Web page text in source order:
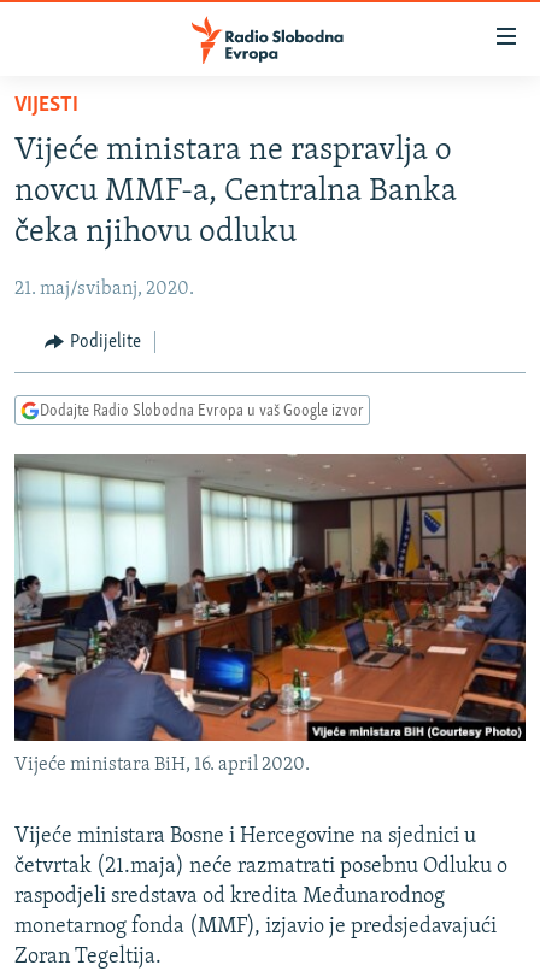
Pređite
glavni
sadržaj
Pređite
na
glavnu
navigaciju
Pređite
na
pretragu
BOSNA I HERCEGOVINA
SRBIJA
CRNA GORA
VIZUELNO
INFOGRAFIKE
RAT U UKRAJINI
KINA NA BALKANU
RSE PRIČE IZ SVIJETA
ISPRIČAJ MI
DNEVNO@RSE
SPECIJALI RSE
VIŠE OD NASLOVA
GENOCID U SREBRENICI
POPLAVE I KLIZIŠTA U BIH 2024.
TV LIBERTY
POST SCRIPTUM
MOJA EVROPA
TRI DECENIJE OD RATA U BIH
PRATITE NAS
Sve RFE/RL stranice
VIJESTI
Vijeće ministara ne raspravlja o
novcu MMF-a, Centralna Banka
čeka njihovu odluku
21. maj/svibanj, 2020.
Podijelite
Dodajte Radio Slobodna Evropa u vaš Google izvor
Vijeće ministara BiH, 16. april 2020.
Vijeće ministara Bosne i Hercegovine na sjednici u
četvrtak (21.maja) neće razmatrati posebnu Odluku o
raspodjeli sredstava od kredita Međunarodnog
monetarnog fonda (MMF), izjavio je predsjedavajući
Zoran Tegeltija.